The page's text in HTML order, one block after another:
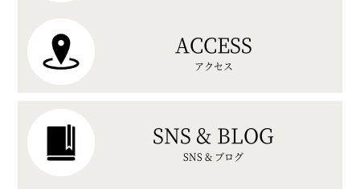
ACCESS
アクセス
SNS & BLOG
SNS & ブログ